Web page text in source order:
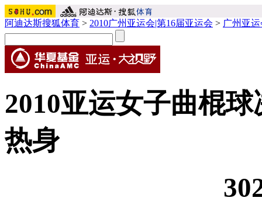
阿迪达斯搜狐体育 > 2010广州亚运会|第16届亚运会 > 广州亚
2010亚运女子曲棍
热身